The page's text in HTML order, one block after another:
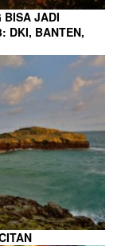
BISA JADI
DKI, BANTEN,